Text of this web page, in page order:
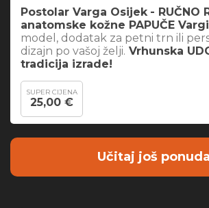
Postolar Varga Osijek - RUČNO
anatomske kožne PAPUČE
model, dodatak za petni trn ili
dizajn po vašoj želji. Vrhunska
tradicija izrade!
SUPER CIJENA
25,00 €
Učitaj još ponuda